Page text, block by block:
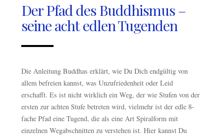
Der Pfad des Buddhismus –
seine acht edlen Tugenden
Die Anleitung Buddhas erklärt, wie Du Dich endgültig von
allem befreien kannst, was Unzufriedenheit oder Leid
erschafft. Es ist nicht wirklich ein Weg, der wie Stufen von der
ersten zur achten Stufe betreten wird, vielmehr ist der edle 8-
fache Pfad eine Tugend, die als eine Art Spiralform mit
einzelnen Wegabschnitten zu verstehen ist. Hier kannst Du